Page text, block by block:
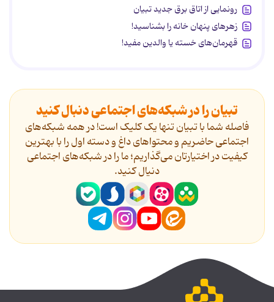
رونمایی از اتاق برق جدید تبیان
زهرهای پنهان خانه را بشناسید!
قهرمان‌های خسته یا والدین مفید!
تبیان را در شبکه‌های اجتماعی دنبال کنید
فاصله شما با تبیان تنها یک کلیک است! در همه شبکه‌های
اجتماعی حاضریم و محتواهای داغ و دسته اول را با بهترین
کیفیت در اختیارتان می‌گذاریم؛ ما را در شبکه‌های اجتماعی
دنیال کنید.